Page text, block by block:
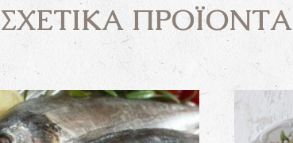
ΣΧΕΤΙΚΆ ΠΡΟΪΌΝΤΑ